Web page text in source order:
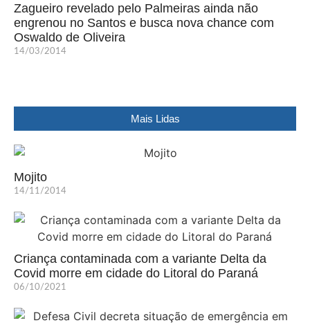
Zagueiro revelado pelo Palmeiras ainda não
engrenou no Santos e busca nova chance com
Oswaldo de Oliveira
14/03/2014
Mais Lidas
Mojito
14/11/2014
Criança contaminada com a variante Delta da
Covid morre em cidade do Litoral do Paraná
06/10/2021